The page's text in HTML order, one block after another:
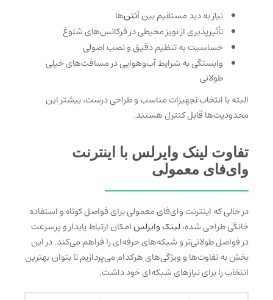
نیاز به دید مستقیم بینآنتن‌ها
تأثیرپذیری از نویز محیطی در فرکانس‌های شلوغ
حساسیت به تنظیم دقیق و نصب اصولی
وابستگی به شرایط آب‌وهوایی در مسافت‌های خیلی
طولانی
البته با انتخاب تجهیزات مناسب و طراحی درست، بیشتر این
محدودیت‌ها قابل کنترل هستند.
تفاوت لینک وایرلس با اینترنت
وای‌فای معمولی
در حالی که اینترنت وای‌فای معمولی برای فواصل کوتاه و استفاده
خانگی طراحی شده، لینک وایرلسامکان ارتباط پایدار و پرسرعت
در فواصل طولانی‌تر و شبکه‌های حرفه‌ای را فراهم می‌کند. در این
بخش به تفاوت‌ها و ویژگی‌های هرکدام می‌پردازیم تا بتوان بهترین
انتخاب را برای نیازهای شبکه‌ای خود داشت.